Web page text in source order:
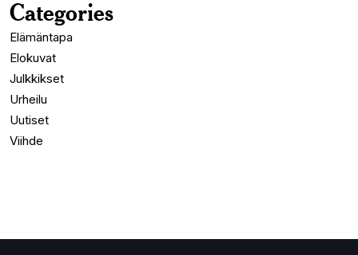
Categories
Elämäntapa
Elokuvat
Julkkikset
Urheilu
Uutiset
Viihde